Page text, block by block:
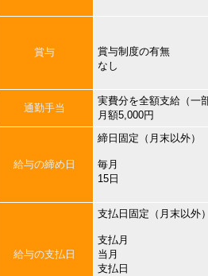
賞与
賞与制度の有無
なし
通勤手当
実費分を全額支給（一
月額5,000円
給与の締め日
締日固定（月末以外）
毎月
15日
給与の支払日
支払日固定（月末以外）
支払月
当月
支払日